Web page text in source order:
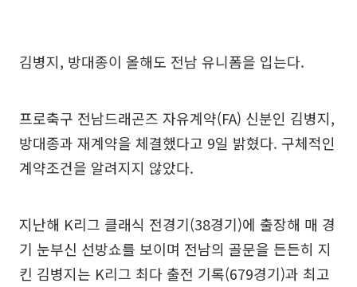
김병지, 방대종이 올해도 전남 유니폼을 입는다.
프로축구 전남드래곤즈 자유계약(FA) 신분인 김병지,
방대종과 재계약을 체결했다고 9일 밝혔다. 구체적인
계약조건을 알려지지 않았다.
지난해 K리그 클래식 전경기(38경기)에 출장해 매 경
기 눈부신 선방쇼를 보이며 전남의 골문을 든든히 지
킨 김병지는 K리그 최다 출전 기록(679경기)과 최고